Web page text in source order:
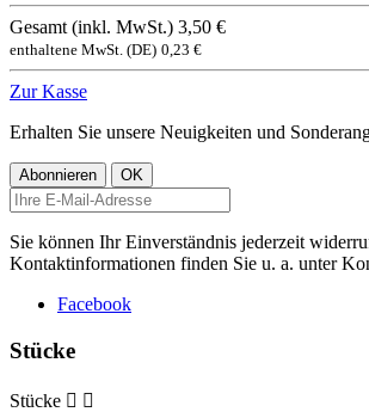
Gesamt (inkl. MwSt.) 3,50 €
enthaltene MwSt. (DE) 0,23 €
Zur Kasse
Erhalten Sie unsere Neuigkeiten und
Sie können Ihr Einverständnis jederzeit
Kontaktinformationen finden Sie u. a. unter
Facebook
Stücke
Stücke  